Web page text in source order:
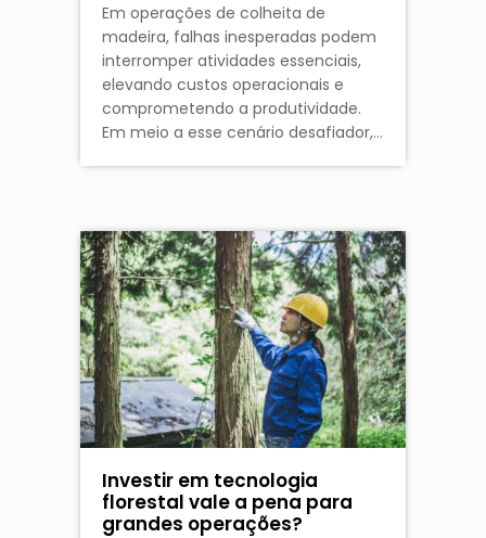
Em operações de colheita de
madeira, falhas inesperadas podem
interromper atividades essenciais,
elevando custos operacionais e
comprometendo a produtividade.
Em meio a esse cenário desafiador,…
Investir em tecnologia
florestal vale a pena para
grandes operações?